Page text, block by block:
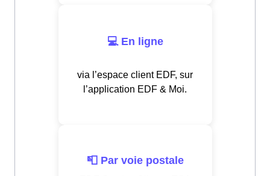
💻 En ligne
via l’espace client EDF, sur
l’application EDF & Moi.
📮 Par voie postale